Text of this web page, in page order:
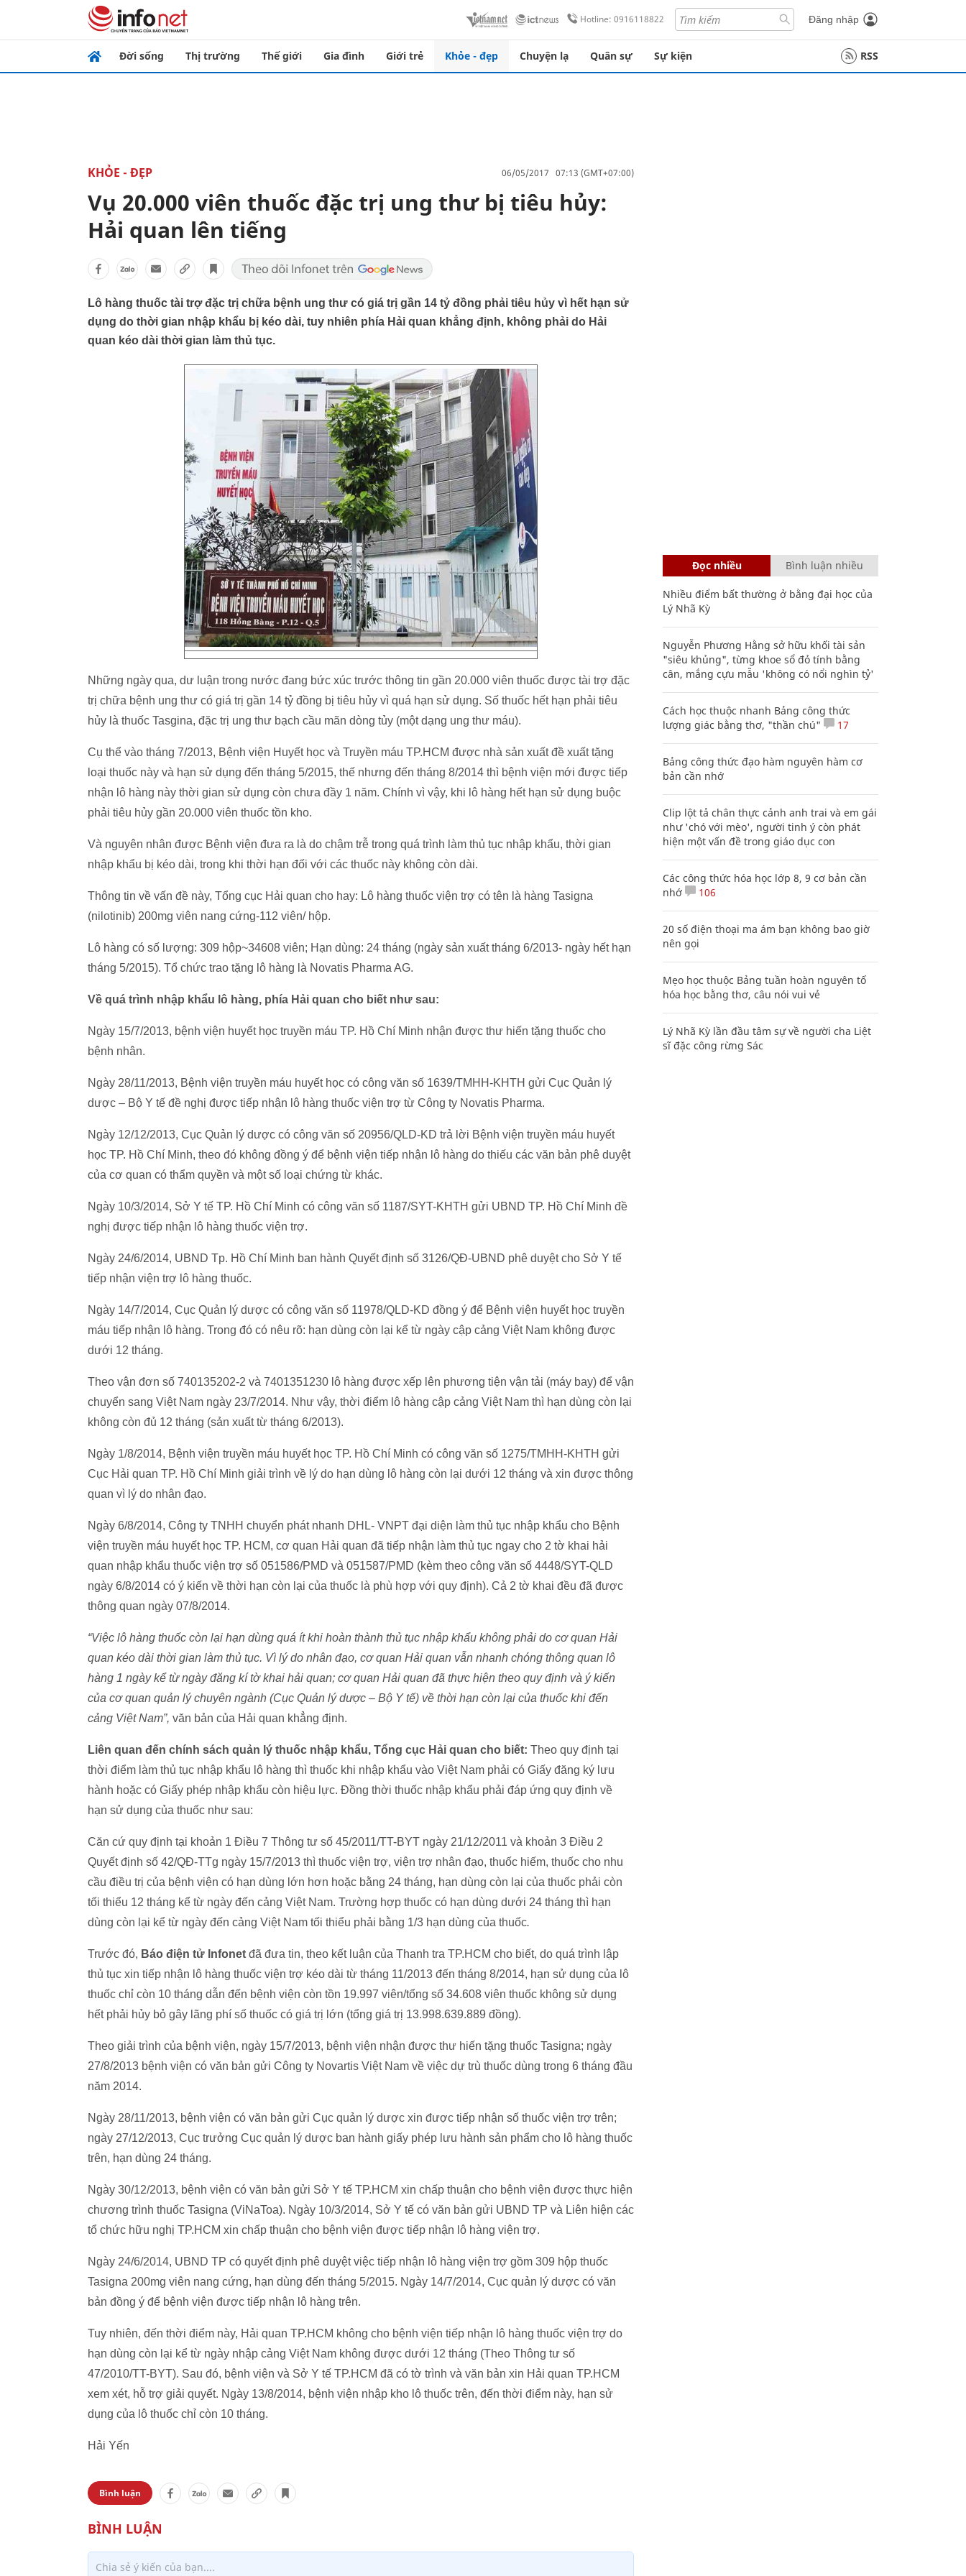
Hotline: 0916118822 Đăng nhập
Đời sống Thị trường Thế giới Gia đình Giới trẻ Khỏe - đẹp Chuyện lạ Quân sự Sự kiện RSS
KHỎE - ĐẸP 06/05/2017 07:13 (GMT+07:00)
Vụ 20.000 viên thuốc đặc trị ung thư bị tiêu hủy:
Hải quan lên tiếng
Lô hàng thuốc tài trợ đặc trị chữa bệnh ung thư có giá trị gần 14 tỷ đồng phải tiêu hủy vì hết hạn sử
dụng do thời gian nhập khẩu bị kéo dài, tuy nhiên phía Hải quan khẳng định, không phải do Hải
quan kéo dài thời gian làm thủ tục.
Những ngày qua, dư luận trong nước đang bức xúc trước thông tin gần 20.000 viên thuốc được tài trợ đặc
trị chữa bệnh ung thư có giá trị gần 14 tỷ đồng bị tiêu hủy vì quá hạn sử dụng. Số thuốc hết hạn phải tiêu
hủy là thuốc Tasgina, đặc trị ung thư bạch cầu mãn dòng tủy (một dạng ung thư máu).
Cụ thể vào tháng 7/2013, Bệnh viện Huyết học và Truyền máu TP.HCM được nhà sản xuất đề xuất tặng
loại thuốc này và hạn sử dụng đến tháng 5/2015, thế nhưng đến tháng 8/2014 thì bệnh viện mới được tiếp
nhận lô hàng này thời gian sử dụng còn chưa đầy 1 năm. Chính vì vậy, khi lô hàng hết hạn sử dụng buộc
phải tiêu hủy gần 20.000 viên thuốc tồn kho.
Và nguyên nhân được Bệnh viện đưa ra là do chậm trễ trong quá trình làm thủ tục nhập khẩu, thời gian
nhập khẩu bị kéo dài, trong khi thời hạn đối với các thuốc này không còn dài.
Thông tin về vấn đề này, Tổng cục Hải quan cho hay: Lô hàng thuốc viện trợ có tên là hàng Tasigna
(nilotinib) 200mg viên nang cứng-112 viên/ hộp.
Lô hàng có số lượng: 309 hộp~34608 viên; Hạn dùng: 24 tháng (ngày sản xuất tháng 6/2013- ngày hết hạn
tháng 5/2015). Tổ chức trao tặng lô hàng là Novatis Pharma AG.
Về quá trình nhập khẩu lô hàng, phía Hải quan cho biết như sau:
Ngày 15/7/2013, bệnh viện huyết học truyền máu TP. Hồ Chí Minh nhận được thư hiến tặng thuốc cho
bệnh nhân.
Ngày 28/11/2013, Bệnh viện truyền máu huyết học có công văn số 1639/TMHH-KHTH gửi Cục Quản lý
dược – Bộ Y tế đề nghị được tiếp nhận lô hàng thuốc viện trợ từ Công ty Novatis Pharma.
Ngày 12/12/2013, Cục Quản lý dược có công văn số 20956/QLD-KD trả lời Bệnh viện truyền máu huyết
học TP. Hồ Chí Minh, theo đó không đồng ý để bệnh viện tiếp nhận lô hàng do thiếu các văn bản phê duyệt
của cơ quan có thẩm quyền và một số loại chứng từ khác.
Ngày 10/3/2014, Sở Y tế TP. Hồ Chí Minh có công văn số 1187/SYT-KHTH gửi UBND TP. Hồ Chí Minh đề
nghị được tiếp nhận lô hàng thuốc viện trợ.
Ngày 24/6/2014, UBND Tp. Hồ Chí Minh ban hành Quyết định số 3126/QĐ-UBND phê duyệt cho Sở Y tế
tiếp nhận viện trợ lô hàng thuốc.
Ngày 14/7/2014, Cục Quản lý dược có công văn số 11978/QLD-KD đồng ý để Bệnh viện huyết học truyền
máu tiếp nhận lô hàng. Trong đó có nêu rõ: hạn dùng còn lại kể từ ngày cập cảng Việt Nam không được
dưới 12 tháng.
Theo vận đơn số 740135202-2 và 7401351230 lô hàng được xếp lên phương tiện vận tải (máy bay) để vận
chuyển sang Việt Nam ngày 23/7/2014. Như vậy, thời điểm lô hàng cập cảng Việt Nam thì hạn dùng còn lại
không còn đủ 12 tháng (sản xuất từ tháng 6/2013).
Ngày 1/8/2014, Bệnh viện truyền máu huyết học TP. Hồ Chí Minh có công văn số 1275/TMHH-KHTH gửi
Cục Hải quan TP. Hồ Chí Minh giải trình về lý do hạn dùng lô hàng còn lại dưới 12 tháng và xin được thông
quan vì lý do nhân đạo.
Ngày 6/8/2014, Công ty TNHH chuyển phát nhanh DHL- VNPT đại diện làm thủ tục nhập khẩu cho Bệnh
viện truyền máu huyết học TP. HCM, cơ quan Hải quan đã tiếp nhận làm thủ tục ngay cho 2 tờ khai hải
quan nhập khẩu thuốc viện trợ số 051586/PMD và 051587/PMD (kèm theo công văn số 4448/SYT-QLD
ngày 6/8/2014 có ý kiến về thời hạn còn lại của thuốc là phù hợp với quy định). Cả 2 tờ khai đều đã được
thông quan ngày 07/8/2014.
“Việc lô hàng thuốc còn lại hạn dùng quá ít khi hoàn thành thủ tục nhập khẩu không phải do cơ quan Hải
quan kéo dài thời gian làm thủ tục. Vì lý do nhân đạo, cơ quan Hải quan vẫn nhanh chóng thông quan lô
hàng 1 ngày kể từ ngày đăng kí tờ khai hải quan; cơ quan Hải quan đã thực hiện theo quy định và ý kiến
của cơ quan quản lý chuyên ngành (Cục Quản lý dược – Bộ Y tế) về thời hạn còn lại của thuốc khi đến
cảng Việt Nam”, văn bản của Hải quan khẳng định.
Liên quan đến chính sách quản lý thuốc nhập khẩu, Tổng cục Hải quan cho biết: Theo quy định tại
thời điểm làm thủ tục nhập khẩu lô hàng thì thuốc khi nhập khẩu vào Việt Nam phải có Giấy đăng ký lưu
hành hoặc có Giấy phép nhập khẩu còn hiệu lực. Đồng thời thuốc nhập khẩu phải đáp ứng quy định về
hạn sử dụng của thuốc như sau:
Căn cứ quy định tại khoản 1 Điều 7 Thông tư số 45/2011/TT-BYT ngày 21/12/2011 và khoản 3 Điều 2
Quyết định số 42/QĐ-TTg ngày 15/7/2013 thì thuốc viện trợ, viện trợ nhân đạo, thuốc hiếm, thuốc cho nhu
cầu điều trị của bệnh viện có hạn dùng lớn hơn hoặc bằng 24 tháng, hạn dùng còn lại của thuốc phải còn
tối thiểu 12 tháng kể từ ngày đến cảng Việt Nam. Trường hợp thuốc có hạn dùng dưới 24 tháng thì hạn
dùng còn lại kể từ ngày đến cảng Việt Nam tối thiểu phải bằng 1/3 hạn dùng của thuốc.
Trước đó, Báo điện tử Infonet đã đưa tin, theo kết luận của Thanh tra TP.HCM cho biết, do quá trình lập
thủ tục xin tiếp nhận lô hàng thuốc viện trợ kéo dài từ tháng 11/2013 đến tháng 8/2014, hạn sử dụng của lô
thuốc chỉ còn 10 tháng dẫn đến bệnh viện còn tồn 19.997 viên/tổng số 34.608 viên thuốc không sử dụng
hết phải hủy bỏ gây lãng phí số thuốc có giá trị lớn (tổng giá trị 13.998.639.889 đồng).
Theo giải trình của bệnh viện, ngày 15/7/2013, bệnh viện nhận được thư hiến tặng thuốc Tasigna; ngày
27/8/2013 bệnh viện có văn bản gửi Công ty Novartis Việt Nam về việc dự trù thuốc dùng trong 6 tháng đầu
năm 2014.
Ngày 28/11/2013, bệnh viện có văn bản gửi Cục quản lý dược xin được tiếp nhận số thuốc viện trợ trên;
ngày 27/12/2013, Cục trưởng Cục quản lý dược ban hành giấy phép lưu hành sản phẩm cho lô hàng thuốc
trên, hạn dùng 24 tháng.
Ngày 30/12/2013, bệnh viện có văn bản gửi Sở Y tế TP.HCM xin chấp thuận cho bệnh viện được thực hiện
chương trình thuốc Tasigna (ViNaToa). Ngày 10/3/2014, Sở Y tế có văn bản gửi UBND TP và Liên hiện các
tổ chức hữu nghị TP.HCM xin chấp thuận cho bệnh viện được tiếp nhận lô hàng viện trợ.
Ngày 24/6/2014, UBND TP có quyết định phê duyệt việc tiếp nhận lô hàng viện trợ gồm 309 hộp thuốc
Tasigna 200mg viên nang cứng, hạn dùng đến tháng 5/2015. Ngày 14/7/2014, Cục quản lý dược có văn
bản đồng ý để bệnh viện được tiếp nhận lô hàng trên.
Tuy nhiên, đến thời điểm này, Hải quan TP.HCM không cho bệnh viện tiếp nhận lô hàng thuốc viện trợ do
hạn dùng còn lại kể từ ngày nhập cảng Việt Nam không được dưới 12 tháng (Theo Thông tư số
47/2010/TT-BYT). Sau đó, bệnh viện và Sở Y tế TP.HCM đã có tờ trình và văn bản xin Hải quan TP.HCM
xem xét, hỗ trợ giải quyết. Ngày 13/8/2014, bệnh viện nhập kho lô thuốc trên, đến thời điểm này, hạn sử
dụng của lô thuốc chỉ còn 10 tháng.
Hải Yến
Bình luận
Đọc nhiều Bình luận nhiều
Nhiều điểm bất thường ở bằng đại học của
Lý Nhã Kỳ
Nguyễn Phương Hằng sở hữu khối tài sản
"siêu khủng", từng khoe sổ đỏ tính bằng
cân, mắng cựu mẫu 'không có nổi nghìn tỷ'
Cách học thuộc nhanh Bảng công thức
lượng giác bằng thơ, "thần chú"
17
Bảng công thức đạo hàm nguyên hàm cơ
bản cần nhớ
Clip lột tả chân thực cảnh anh trai và em gái
như 'chó với mèo', người tinh ý còn phát
hiện một vấn đề trong giáo dục con
Các công thức hóa học lớp 8, 9 cơ bản cần
nhớ
106
20 số điện thoại ma ám bạn không bao giờ
nên gọi
Mẹo học thuộc Bảng tuần hoàn nguyên tố
hóa học bằng thơ, câu nói vui vẻ
Lý Nhã Kỳ lần đầu tâm sự về người cha Liệt
sĩ đặc công rừng Sác